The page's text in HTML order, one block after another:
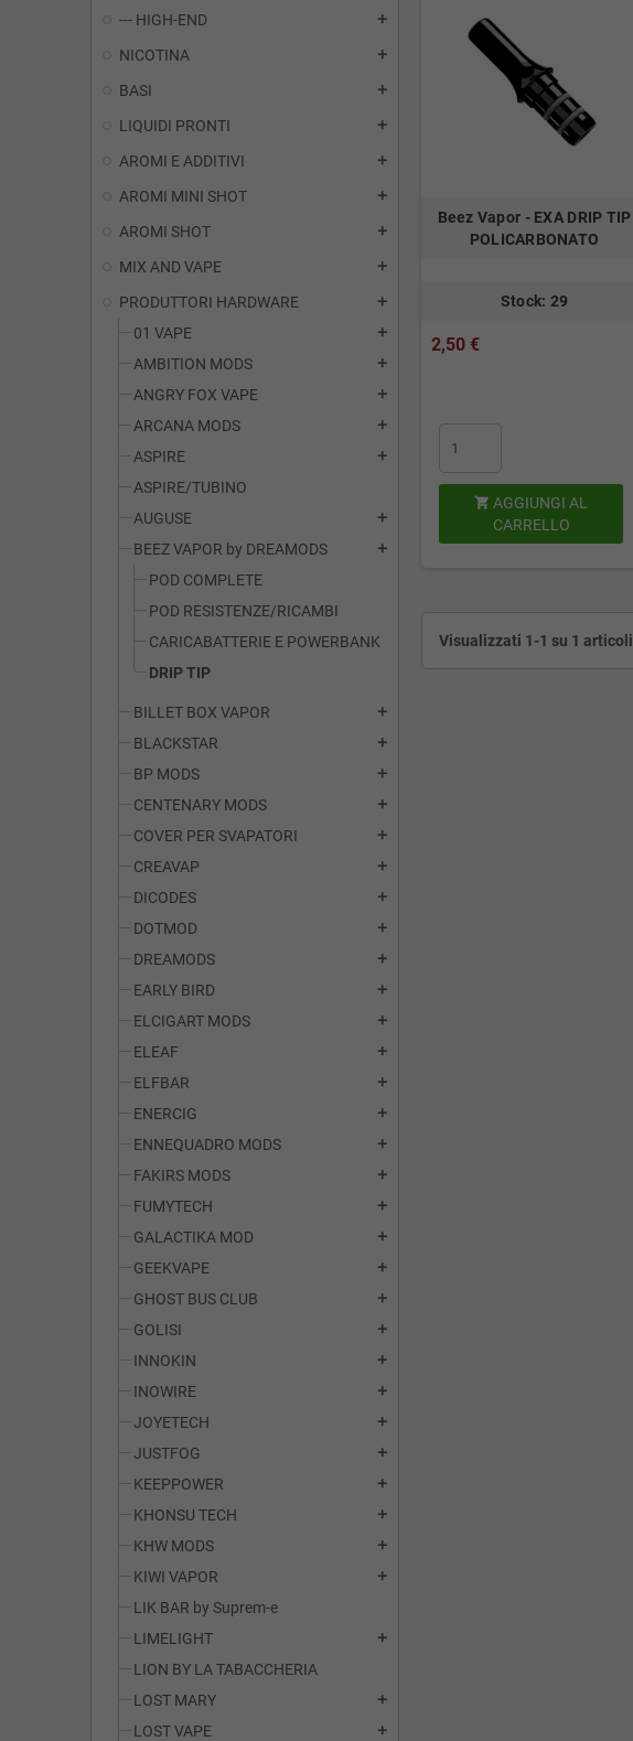
--- HIGH-END
add
NICOTINA add
BASI add
LIQUIDI PRONTI add
AROMI E ADDITIVI add
AROMI MINI SHOT add
AROMI SHOT add
MIX AND VAPE add
PRODUTTORI HARDWARE add
01 VAPE add
AMBITION MODS add
ANGRY FOX VAPE add
ARCANA MODS add
ASPIRE add
ASPIRE/TUBINO
AUGUSE
add
BEEZ VAPOR by DREAMODS add
POD COMPLETE
POD RESISTENZE/RICAMBI
CARICABATTERIE E POWERBANK
DRIP TIP
BILLET BOX VAPOR add
BLACKSTAR add
BP MODS add
CENTENARY MODS add
COVER PER SVAPATORI add
CREAVAP add
DICODES add
DOTMOD add
DREAMODS add
EARLY BIRD add
ELCIGART MODS add
ELEAF add
ELFBAR add
ENERCIG add
ENNEQUADRO MODS add
FAKIRS MODS add
FUMYTECH add
GALACTIKA MOD add
GEEKVAPE add
GHOST BUS CLUB add
GOLISI add
INNOKIN add
INOWIRE add
JOYETECH add
JUSTFOG add
KEEPPOWER add
KHONSU TECH add
KHW MODS add
KIWI VAPOR add
LIK BAR by Suprem-e
LIMELIGHT
add
LION BY LA TABACCHERIA
LOST MARY
add
LOST VAPE add
Beez Vapor - EXA DRIP TIP
POLICARBONATO
Stock: 29
2,50 €
 AGGIUNGI AL
CARRELLO
Visualizzati 1-1 su 1 articoli